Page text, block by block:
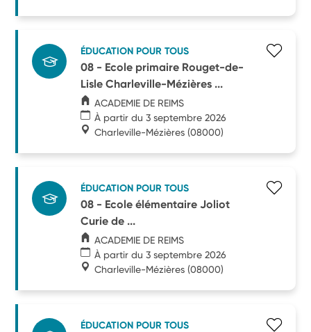
ÉDUCATION POUR TOUS
08 - Ecole primaire Rouget-de-
Lisle Charleville-Mézières ...
ACADEMIE DE REIMS
À partir du 3 septembre 2026
Charleville-Mézières (08000)
ÉDUCATION POUR TOUS
08 - Ecole élémentaire Joliot
Curie de ...
ACADEMIE DE REIMS
À partir du 3 septembre 2026
Charleville-Mézières (08000)
ÉDUCATION POUR TOUS